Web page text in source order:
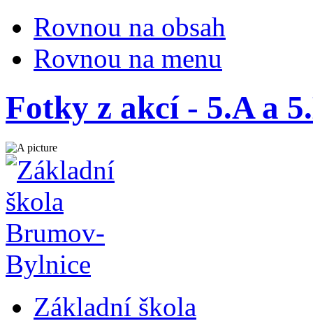
Rovnou na obsah
Rovnou na menu
Fotky z akcí - 5.A a
Základní škola